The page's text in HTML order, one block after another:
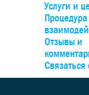
Услуги и
Процедура
Отзывы и
Связаться